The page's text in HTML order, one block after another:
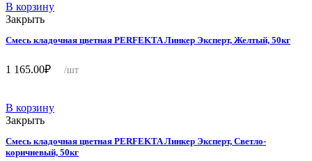
В корзину
Закрыть
Смесь кладочная цветная PERFEKTA Линкер Эксперт, Желтый, 50кг
1 165.00₽ /шт
В корзину
Закрыть
Смесь кладочная цветная PERFEKTA Линкер Эксперт, Светло-
коричневый, 50кг